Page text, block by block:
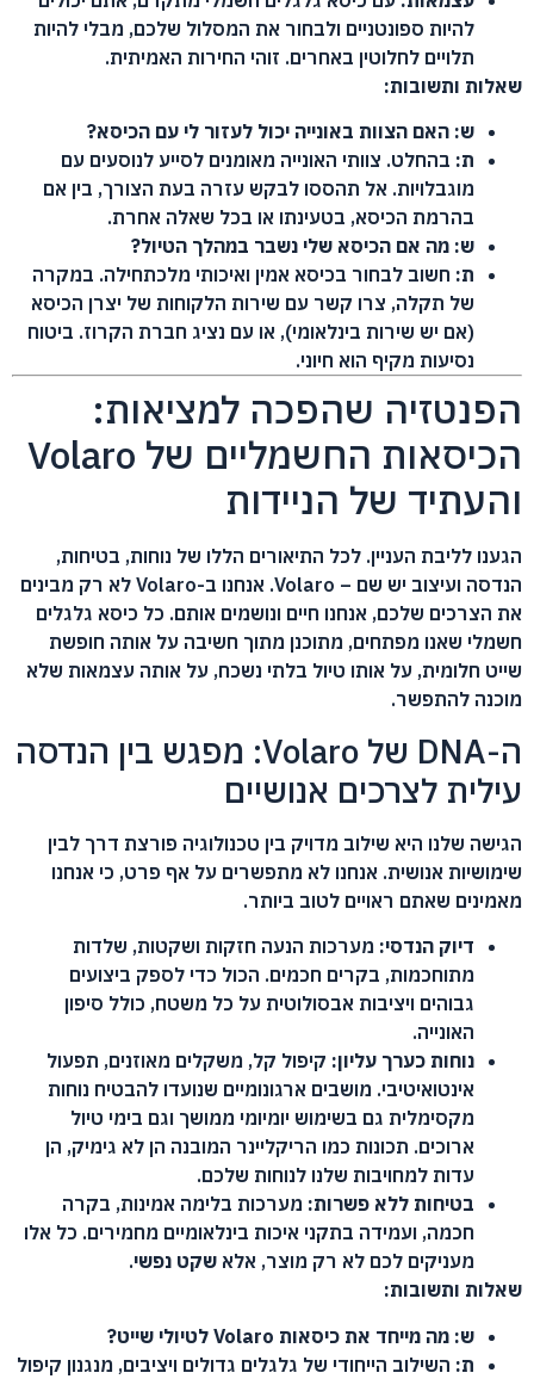
להיות ספונטניים ולבחור את המסלול שלכם, מבלי להיות
תלויים לחלוטין באחרים. זוהי החירות האמיתית.
שאלות ותשובות:
ש: האם הצוות באונייה יכול לעזור לי עם הכיסא?
ת: בהחלט. צוותי האונייה מאומנים לסייע לנוסעים עם
מוגבלויות. אל תהססו לבקש עזרה בעת הצורך, בין אם
בהרמת הכיסא, בטעינתו או בכל שאלה אחרת.
ש: מה אם הכיסא שלי נשבר במהלך הטיול?
ת: חשוב לבחור בכיסא אמין ואיכותי מלכתחילה. במקרה
של תקלה, צרו קשר עם שירות הלקוחות של יצרן הכיסא
(אם יש שירות בינלאומי), או עם נציג חברת הקרוז. ביטוח
נסיעות מקיף הוא חיוני.
הפנטזיה שהפכה למציאות:
הכיסאות החשמליים של Volaro
והעתיד של הניידות
הגענו לליבת העניין. לכל התיאורים הללו של נוחות, בטיחות,
הנדסה ועיצוב יש שם – Volaro. אנחנו ב-Volaro לא רק מבינים
את הצרכים שלכם, אנחנו חיים ונושמים אותם. כל כיסא גלגלים
חשמלי שאנו מפתחים, מתוכנן מתוך חשיבה על אותה חופשת
שייט חלומית, על אותו טיול בלתי נשכח, על אותה עצמאות שלא
מוכנה להתפשר.
ה-DNA של Volaro: מפגש בין הנדסה
עילית לצרכים אנושיים
הגישה שלנו היא שילוב מדויק בין טכנולוגיה פורצת דרך לבין
שימושיות אנושית. אנחנו לא מתפשרים על אף פרט, כי אנחנו
מאמינים שאתם ראויים לטוב ביותר.
דיוק הנדסי: מערכות הנעה חזקות ושקטות, שלדות
מתוחכמות, בקרים חכמים. הכול כדי לספק ביצועים
גבוהים ויציבות אבסולוטית על כל משטח, כולל סיפון
האונייה.
נוחות כערך עליון: קיפול קל, משקלים מאוזנים, תפעול
אינטואיטיבי. מושבים ארגונומיים שנועדו להבטיח נוחות
מקסימלית גם בשימוש יומיומי ממושך וגם בימי טיול
ארוכים. תכונות כמו הריקליינר המובנה הן לא גימיק, הן
עדות למחויבות שלנו לנוחות שלכם.
בטיחות ללא פשרות: מערכות בלימה אמינות, בקרה
חכמה, ועמידה בתקני איכות בינלאומיים מחמירים. כל אלו
מעניקים לכם לא רק מוצר, אלא שקט נפשי.
שאלות ותשובות:
ש: מה מייחד את כיסאות Volaro לטיולי שייט?
ת: השילוב הייחודי של גלגלים גדולים ויציבים, מנגנון קיפול